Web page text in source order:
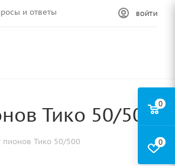
и ответы ВОЙТИ
Тико 50/500
пионов Тико 50/500
0
0